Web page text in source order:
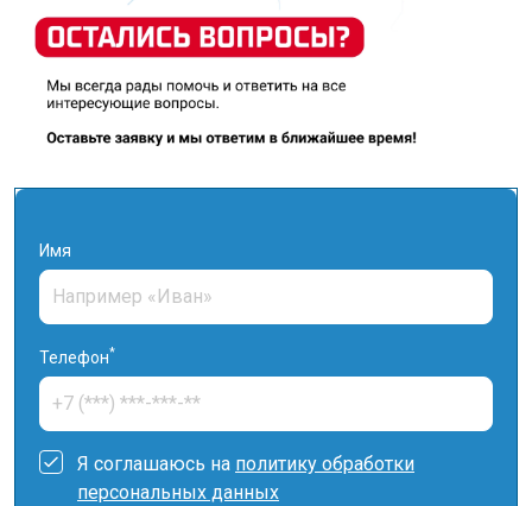
Имя
Телефон*
Я соглашаюсь на политику обработки
персональных данных